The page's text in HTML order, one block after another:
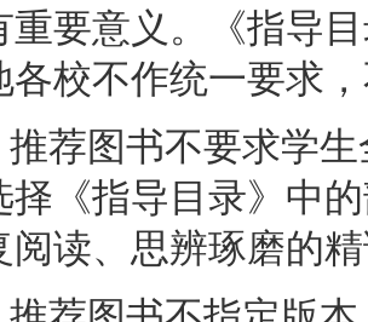
重要意义。《指导
各校不作统一要求
荐图书不要求学
择《指导目录》中
阅读、思辨琢磨的